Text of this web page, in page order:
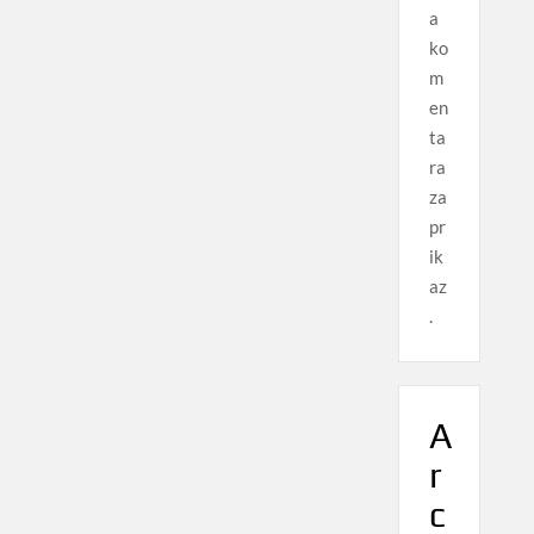
a
ko
m
en
ta
ra
za
pr
ik
az
.
A
r
c